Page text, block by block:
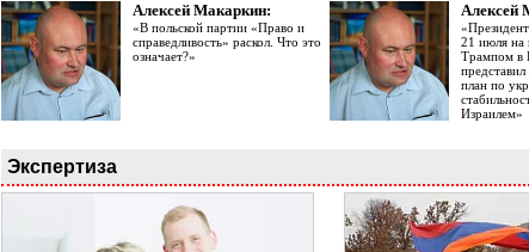
Алексей Макаркин:
«В польской партии «Право и
справедливость» раскол. Что это
означает?»
Алексей
21 июля на
Трампом в
план по
Израилем»
Экспертиза